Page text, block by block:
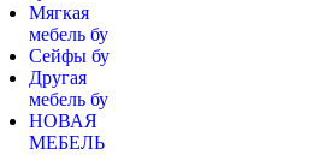
Мягкая
мебель бу
Сейфы бу
Другая
мебель бу
НОВАЯ
МЕБЕЛЬ